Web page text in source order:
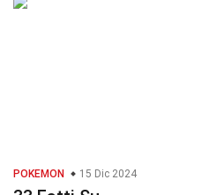
POKEMON 15 Dic 2024